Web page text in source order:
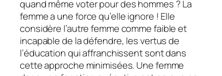
quand même voter pour des hommes ? La
femme a une force qu’elle ignore ! Elle
considère l’autre femme comme faible et
incapable de la défendre, les vertus de
l’éducation qui affranchissent sont dans
cette approche minimisées. Une femme